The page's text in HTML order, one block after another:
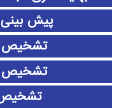
پیش
تشخیص
تشخیص